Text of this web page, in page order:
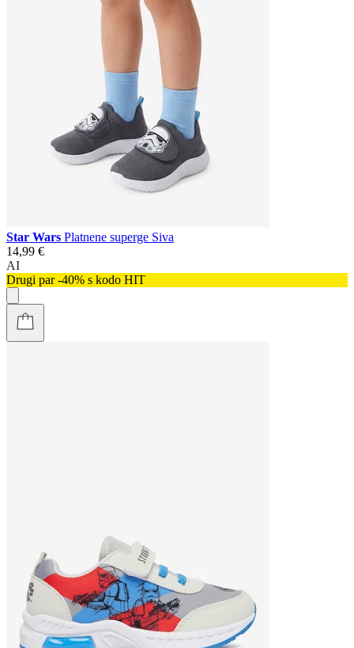
Star Wars Platnene superge Siva
14,99 €
AI
Drugi par -40% s kodo HIT